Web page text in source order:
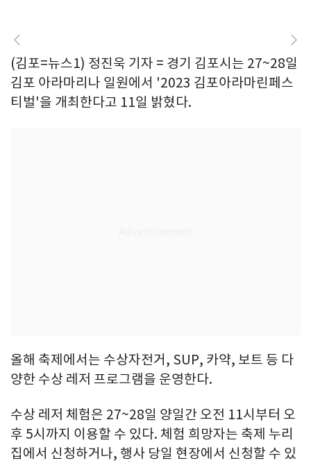
(김포=뉴스1) 정진욱 기자 = 경기 김포시는 27~28일
김포 아라마리나 일원에서 '2023 김포아라마린페스
티벌'을 개최한다고 11일 밝혔다.
올해 축제에서는 수상자전거, SUP, 카약, 보트 등 다
양한 수상 레저 프로그램을 운영한다.
수상 레저 체험은 27~28일 양일간 오전 11시부터 오
후 5시까지 이용할 수 있다. 체험 희망자는 축제 누리
집에서 신청하거나, 행사 당일 현장에서 신청할 수 있